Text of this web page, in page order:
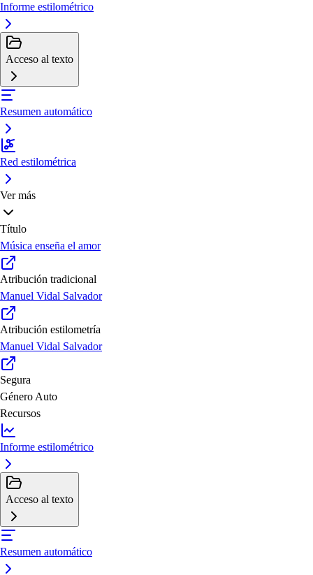
Informe estilométrico
Acceso al texto
Resumen automático
Red estilométrica
Ver más
Título
Música enseña el amor
Atribución tradicional
Manuel Vidal Salvador
Atribución estilometría
Manuel Vidal Salvador
Segura
Género Auto
Recursos
Informe estilométrico
Acceso al texto
Resumen automático